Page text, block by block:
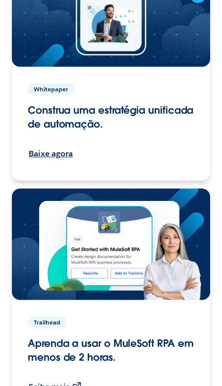
Whitepaper
Construa uma estratégia unificada
de automação.
Baixe agora
Trailhead
Aprenda a usar o MuleSoft RPA em
menos de 2 horas.